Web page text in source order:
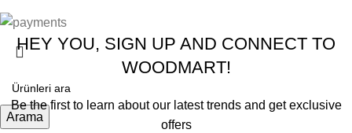
Arama
HEY YOU, SIGN UP AND CONNECT TO
WOODMART!
Be the first to learn about our latest trends and get exclusive
offers